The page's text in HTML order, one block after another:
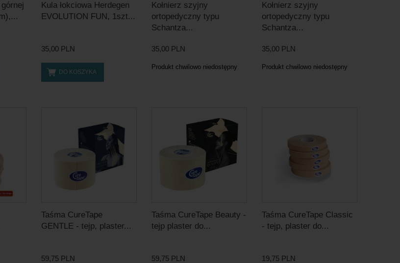
Kula łokciowa Herdegen
EVOLUTION FUN, 1szt...
35,00 PLN
DO KOSZYKA
Kołnierz szyjny
ortopedyczny typu
Schantza...
35,00 PLN
Produkt chwilowo niedostępny
Kołnierz szyjny
ortopedyczny typu
Schantza...
35,00 PLN
Produkt chwilowo niedostępny
Taśma CureTape
GENTLE - tejp, plaster...
59,75 PLN
Taśma CureTape Beauty -
tejp plaster do...
59,75 PLN
Taśma CureTape Classic
- tejp, plaster do...
19,75 PLN